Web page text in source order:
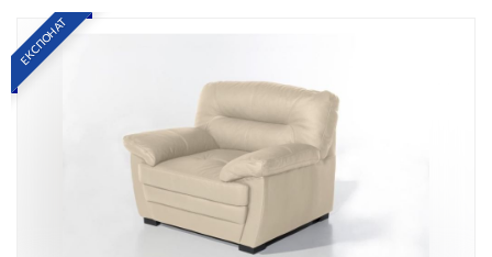
ЕКСПОНАТ